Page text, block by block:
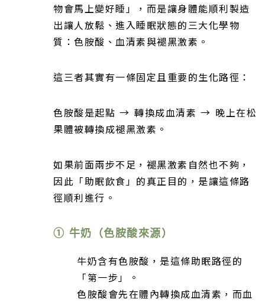
物會馬上變好睡」，而是讓身體能順利製造
出讓人放鬆、進入睡眠狀態的三大化學物
質：色胺酸、血清素與褪黑激素。
這三者其實有一條固定且重要的生化路徑：
色胺酸是起點 → 轉換成血清素 → 晚上在松
果體被轉換成褪黑激素。
如果前面兩步不足，褪黑激素自然也不夠，
因此「助眠飲食」的真正目的，是讓這條路
徑順利進行。
① 牛奶（色胺酸來源）
牛奶含有色胺酸，是這條助眠路徑的
「第一步」。
色胺酸會先在體內轉換成血清素，而血